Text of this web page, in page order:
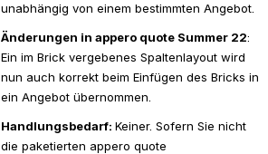
unabhängig von einem bestimmten Angebot.
Änderungen in appero quote Summer 22:
Ein im Brick vergebenes Spaltenlayout wird
nun auch korrekt beim Einfügen des Bricks in
ein Angebot übernommen.
Handlungsbedarf: Keiner. Sofern Sie nicht
die paketierten appero quote